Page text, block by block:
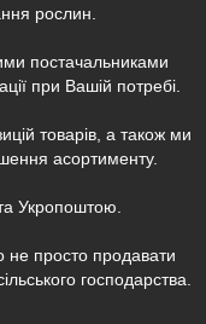
рослин.
постачальниками
при Вашій потребі.
товарів, а також ми
асортименту.
Укропоштою.
просто продавати
господарства.